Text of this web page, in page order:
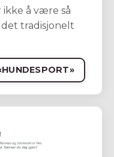
å være så
tradisjonelt